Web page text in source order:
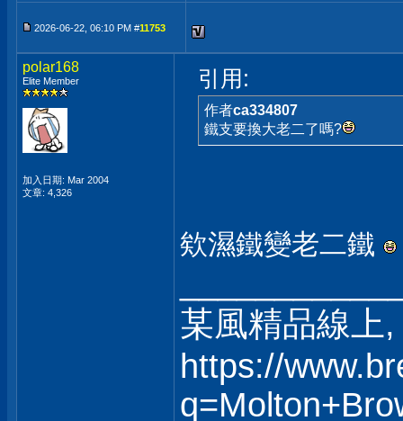
2026-06-22, 06:10 PM #11753
polar168
Elite Member
加入日期: Mar 2004
文章: 4,326
引用:
作者ca334807
鐵支要換大老二了嗎?
欸濕鐵變老二鐵
某風精品線上
https://